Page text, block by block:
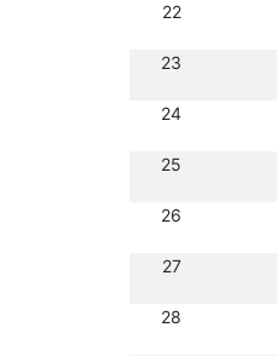
22
23
24
25
26
27
28